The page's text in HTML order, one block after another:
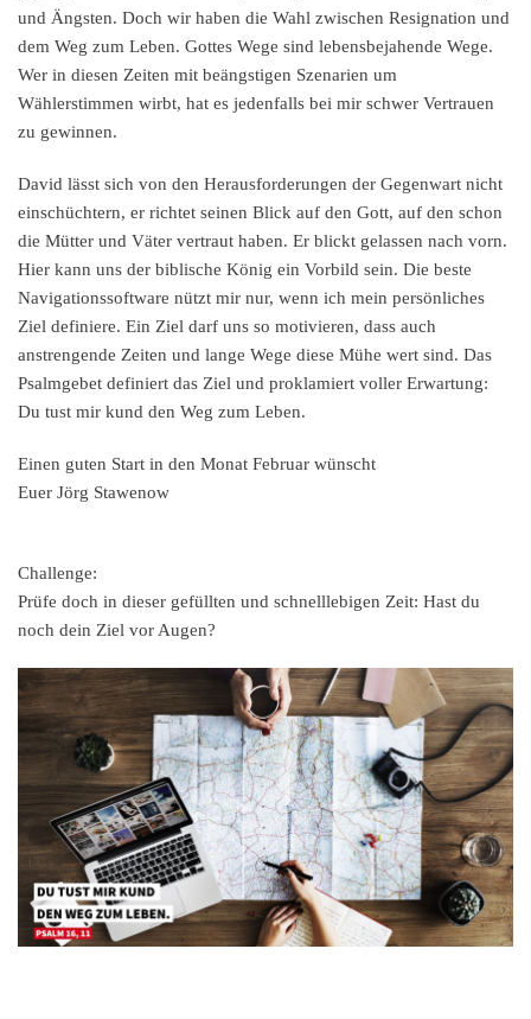
und Ängsten. Doch wir haben die Wahl zwischen Resignation und
dem Weg zum Leben. Gottes Wege sind lebensbejahende Wege.
Wer in diesen Zeiten mit beängstigen Szenarien um
Wählerstimmen wirbt, hat es jedenfalls bei mir schwer Vertrauen
zu gewinnen.
David lässt sich von den Herausforderungen der Gegenwart nicht
einschüchtern, er richtet seinen Blick auf den Gott, auf den schon
die Mütter und Väter vertraut haben. Er blickt gelassen nach vorn.
Hier kann uns der biblische König ein Vorbild sein. Die beste
Navigationssoftware nützt mir nur, wenn ich mein persönliches
Ziel definiere. Ein Ziel darf uns so motivieren, dass auch
anstrengende Zeiten und lange Wege diese Mühe wert sind. Das
Psalmgebet definiert das Ziel und proklamiert voller Erwartung:
Du tust mir kund den Weg zum Leben.
Einen guten Start in den Monat Februar wünscht
Euer Jörg Stawenow
Challenge:
Prüfe doch in dieser gefüllten und schnelllebigen Zeit: Hast du
noch dein Ziel vor Augen?